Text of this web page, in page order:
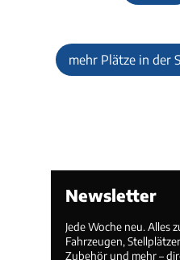
mehr Plätze in der
Newsletter
Jede Woche neu. Alles
Fahrzeugen,
Zubehör und mehr –